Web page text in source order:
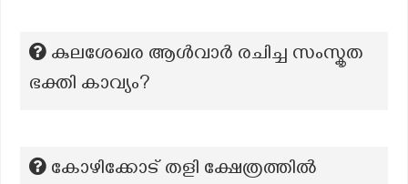
കുലശേഖര ആൾവാർ രചിച്ച സംസ്കൃത
ഭക്തി കാവ്യം?
കോഴിക്കോട് തളി ക്ഷേത്രത്തിൽ